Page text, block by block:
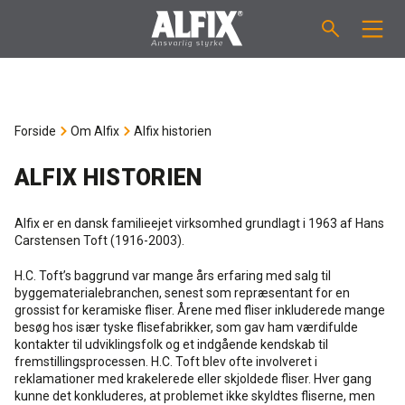
Støbemasse ”Mix”
Spartelmasse ”Mix”
Vådrumsmembraner
Fliseklæber "Fix"
Primere / Bindere
Fugemasse
VEJLEDNINGER
FORBRUGSBEREGNER
OM ALFIX
Om Alfix
Ansvarlighed
Forhandlere
NYHEDER & ARTIKLER
DK
NO
Forside Om Alfix Alfix historien
ALFIX HISTORIEN
Alfix er en dansk familieejet virksomhed grundlagt i 1963 af Hans
Carstensen Toft (1916-2003).
H.C. Toft’s baggrund var mange års erfaring med salg til
byggematerialebranchen, senest som repræsentant for en
grossist for keramiske fliser. Årene med fliser inkluderede mange
besøg hos især tyske flisefabrikker, som gav ham værdifulde
kontakter til udviklingsfolk og et indgående kendskab til
fremstillingsprocessen. H.C. Toft blev ofte involveret i
reklamationer med krakelerede eller skjoldede fliser. Hver gang
kunne det konkluderes, at problemet ikke skyldtes fliserne, men